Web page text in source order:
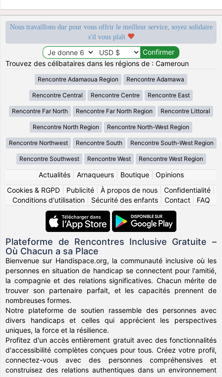
Nous travaillons dur pour vous offrir le meilleur service, soyez solidaire
s'il vous plaît
Trouvez des célibataires dans les régions de : Cameroun
Rencontre Adamaoua Region Rencontre Adamawa
Rencontre Central Rencontre Centre Rencontre East
Rencontre Far North Rencontre Far North Region Rencontre Littoral
Rencontre North Region Rencontre North-West Region
Rencontre Northwest Rencontre South Rencontre South-West Region
Rencontre Southwest Rencontre West Rencontre West Region
Actualités| Arnaqueurs| Boutique| Opinions
Cookies & RGPD
Publicité À propos de nous Confidentialité
Conditions d'utilisation| Sécurité des enfants| Contact| FAQ
Plateforme de Rencontres Inclusive Gratuite –
Où Chacun a sa Place
Bienvenue sur Handispace.org, la communauté inclusive où les
personnes en situation de handicap se connectent pour l'amitié,
la compagnie et des relations significatives. Chacun mérite de
trouver son partenaire parfait, et les capacités prennent de
nombreuses formes.
Notre plateforme de soutien rassemble des personnes avec
divers handicaps et celles qui apprécient les perspectives
uniques, la force et la résilience.
Profitez d'un accès entièrement gratuit avec des fonctionnalités
d'accessibilité complètes conçues pour tous. Créez votre profil,
connectez-vous avec des personnes compréhensives et
construisez des relations authentiques dans un environnement